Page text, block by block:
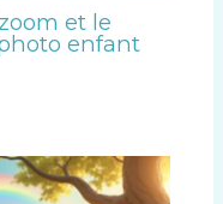
et le
enfant